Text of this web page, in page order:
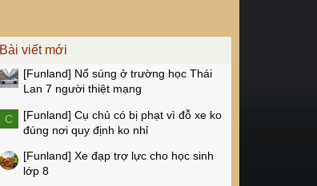
Bài viết mới
[Funland] Nổ súng ở trường học Thái
Lan 7 người thiệt mạng
C [Funland] Cụ chủ có bị phạt vì đỗ xe ko
đúng nơi quy định ko nhỉ
[Funland] Xe đạp trợ lực cho học sinh
lớp 8